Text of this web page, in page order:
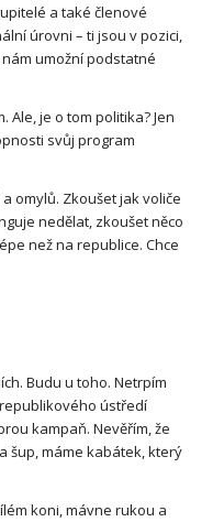
a také členové
úrovni – ti jsou v pozici,
umožní podstatné
Ale, je o tom politika? Jen
svůj program
omylů. Zkoušet jak voliče
nedělat, zkoušet něco
než na republice. Chce
Budu u toho. Netrpím
ústředí
kampaň. Nevěřím, že
šup, máme kabátek, který
koni, mávne rukou a